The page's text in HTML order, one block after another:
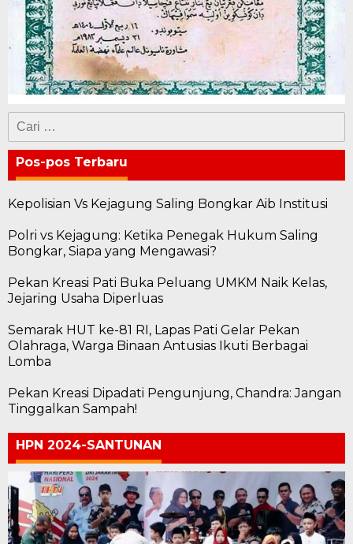
Cari
untuk:
Pos-pos Terbaru
Kepolisian Vs Kejagung Saling Bongkar Aib Institusi
Polri vs Kejagung: Ketika Penegak Hukum Saling
Bongkar, Siapa yang Mengawasi?
Pekan Kreasi Pati Buka Peluang UMKM Naik Kelas,
Jejaring Usaha Diperluas
Semarak HUT ke-81 RI, Lapas Pati Gelar Pekan
Olahraga, Warga Binaan Antusias Ikuti Berbagai
Lomba
Pekan Kreasi Dipadati Pengunjung, Chandra: Jangan
Tinggalkan Sampah!
HPN 2024-SANTUNAN